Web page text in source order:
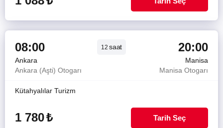
08:00 12saat 20:00
Ankara
Manisa
Ankara (Aşti) Otogarı
Manisa Otogarı
Kütahyalılar Turizm
1 780₺ Tarih Seç